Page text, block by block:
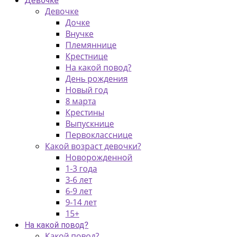
Девочке
Дочке
Внучке
Племяннице
Крестнице
На какой повод?
День рождения
Новый год
8 марта
Крестины
Выпускнице
Первокласснице
Какой возраст девочки?
Новорожденной
1-3 года
3-6 лет
6-9 лет
9-14 лет
15+
На какой повод?